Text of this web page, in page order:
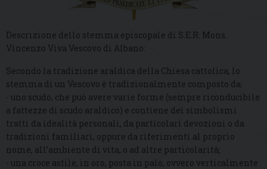
Descrizione dello stemma episcopale di S.E.R. Mons.
Vincenzo Viva Vescovo di Albano:
Secondo la tradizione araldica della Chiesa cattolica, lo
stemma di un Vescovo è tradizionalmente composto da:
- uno scudo, che può avere varie forme (sempre riconducibile
a fattezze di scudo araldico) e contiene dei simbolismi
tratti da idealità personali, da particolari devozioni o da
tradizioni familiari, oppure da riferimenti al proprio
nome, all’ambiente di vita, o ad altre particolarità;
- una croce astile, in oro, posta in palo, ovvero verticalmente